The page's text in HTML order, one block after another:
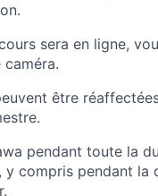
sera en ligne,
être
pendant toute la
compris pendant